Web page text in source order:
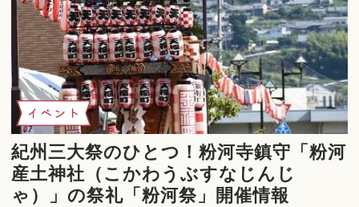
イベント
紀州三大祭のひとつ！粉河寺鎮守「粉河
産土神社（こかわうぶすなじんじ
ゃ）」の祭礼「粉河祭」開催情報